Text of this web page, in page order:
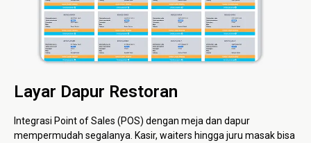
Layar Dapur Restoran
Integrasi Point of Sales (POS) dengan meja dan dapur
mempermudah segalanya. Kasir, waiters hingga juru masak bisa